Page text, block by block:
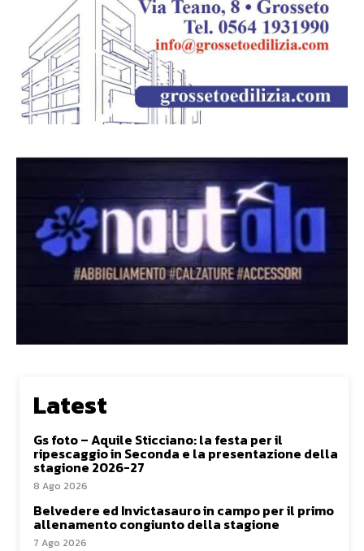
Latest
Gs foto – Aquile Sticciano: la festa per il
ripescaggio in Seconda e la presentazione della
stagione 2026-27
8 Ago 2026
Belvedere ed Invictasauro in campo per il primo
allenamento congiunto della stagione
7 Ago 2026